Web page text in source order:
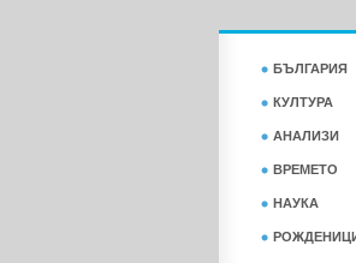
БЪЛГАРИЯ
КУЛТУРА
АНАЛИЗИ
ВРЕМЕТО
НАУКА